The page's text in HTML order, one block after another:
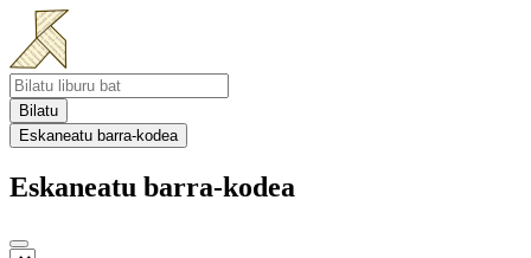
Bilatu
Eskaneatu barra-kodea
Eskaneatu barra-kodea